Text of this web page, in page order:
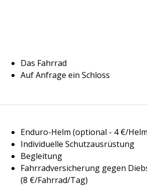
Das Fahrrad
Auf Anfrage ein Schloss
Enduro-Helm (optional - 4 €/
Individuelle Schutzausrüstung
Begleitung
Fahrradversicherung gegen
(8 €/Fahrrad/Tag)